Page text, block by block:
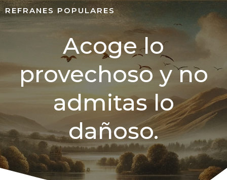
REFRANES POPULARES
Acoge lo
provechoso y no
admitas lo
dañoso.